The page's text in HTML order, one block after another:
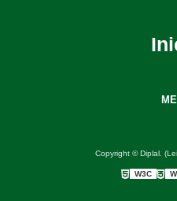
Copyright © Diplal.
W3C